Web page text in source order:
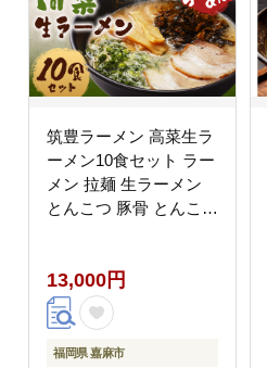
筑豊ラーメン 高菜生ラ
ーメン10食セット ラー
メン 拉麺 生ラーメン
とんこつ 豚骨 とんこつ
メン セット 福岡県 嘉
麻市 冷蔵
13,000円
福岡県 嘉麻市